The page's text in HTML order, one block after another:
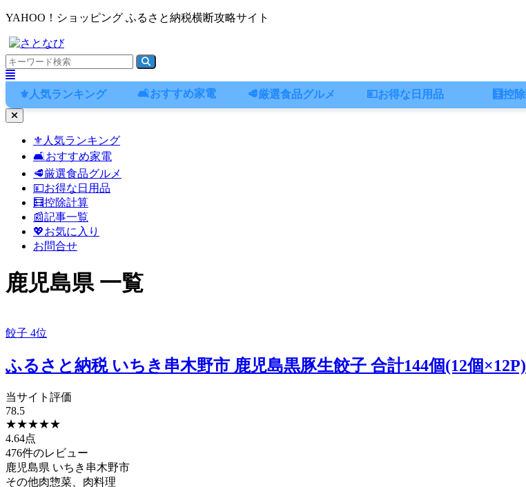
YAHOO！ショッピング ふるさと納税横断攻略サイト
⚜️人気ランキング 🛋️おすすめ家電 🥩厳選食品グルメ 💴お得な日用品 🧮控
ナ
⚜️人気ランキング
🛋️おすすめ家電
🥩厳選食品グルメ
💴お得な日用品
🧮控除計算
📰記事一覧
💖お気に入り
お問合せ
鹿児島県 一覧
餃子 4位
ふるさと納税 いちき串木野市 鹿児島黒豚生餃子 合計144個(12個
当サイト評価
78.5
★★★★★
4.64点
476件のレビュー
鹿児島県 いちき串木野市
その他肉惣菜、肉料理